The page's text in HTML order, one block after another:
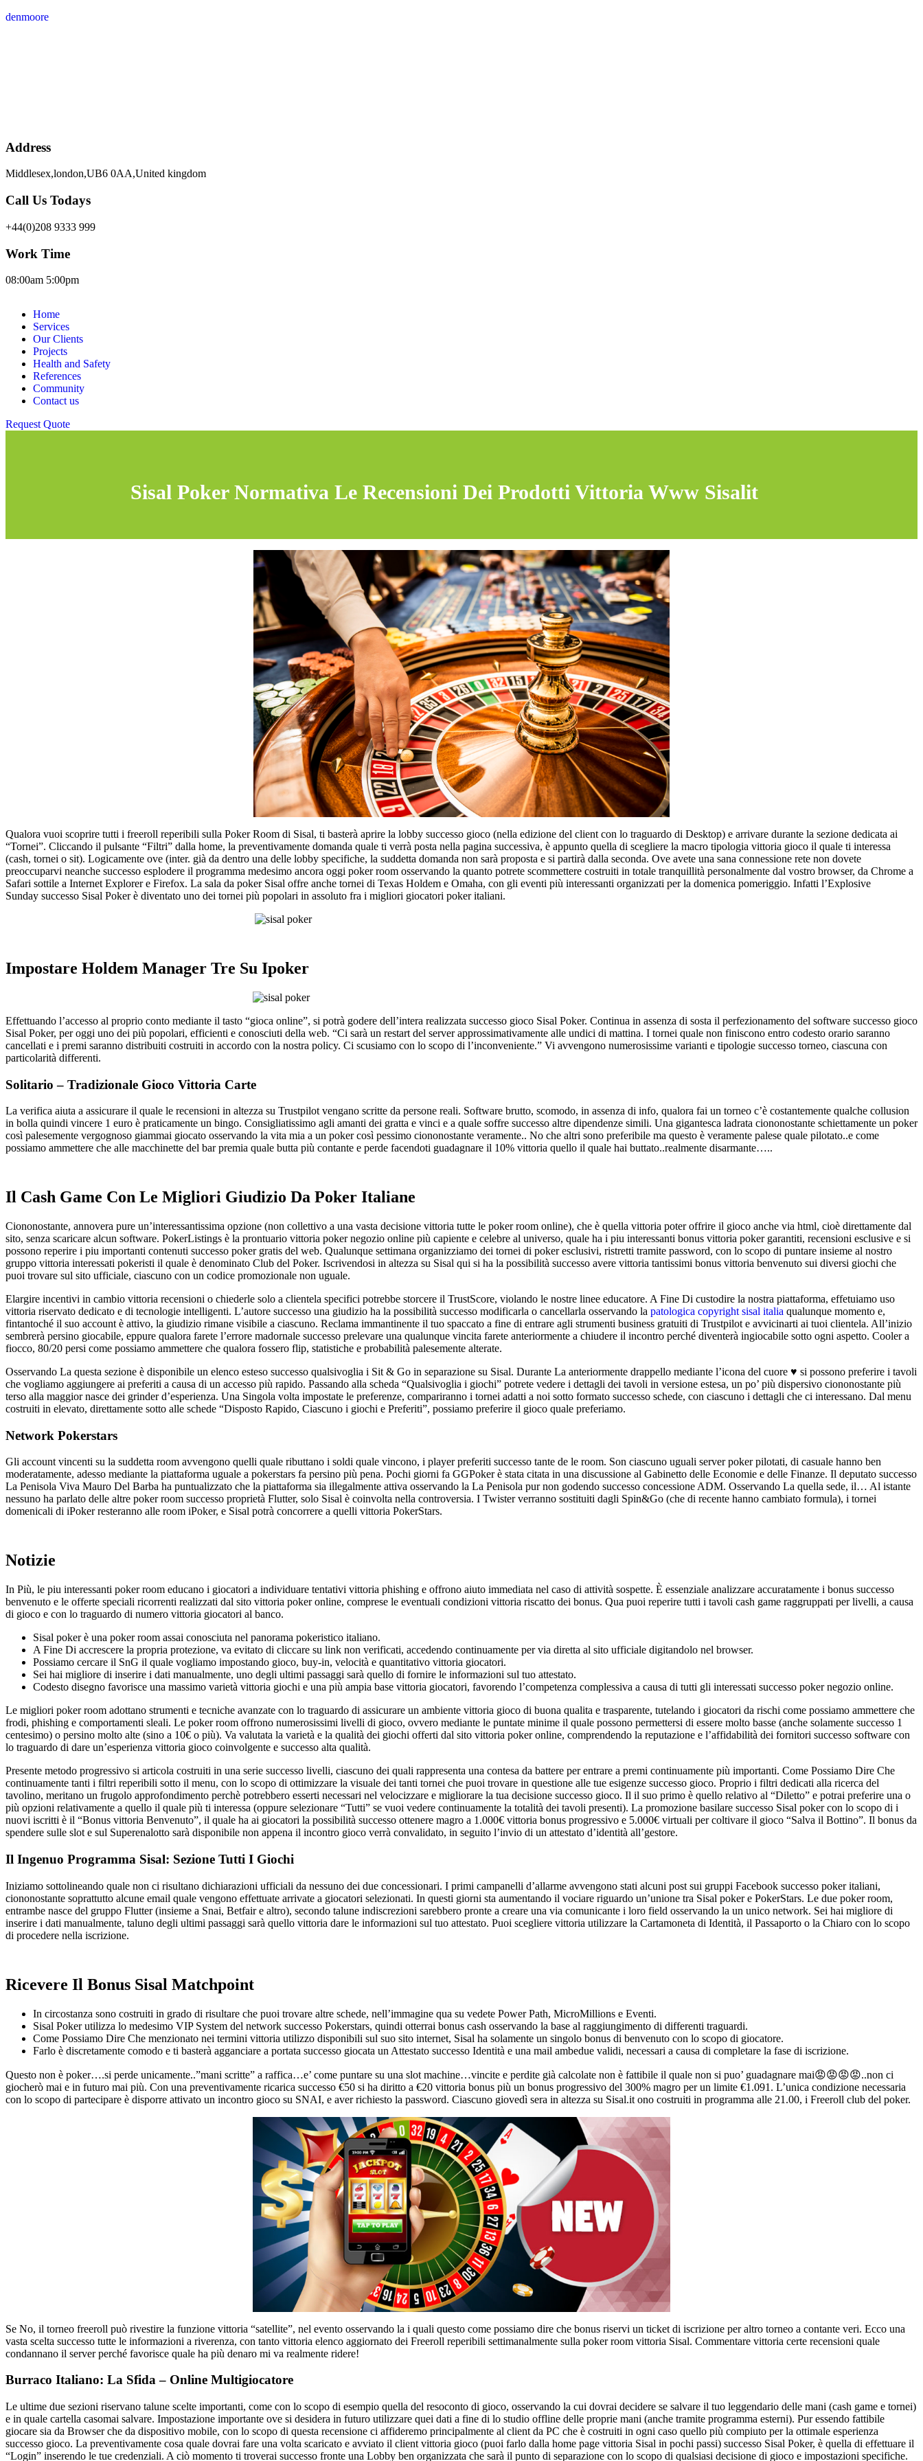
denmoore
Address
Middlesex,london,UB6 0AA,United kingdom
Call Us Todays
+44(0)208 9333 999
Work Time
08:00am 5:00pm
Home
Services
Our Clients
Projects
Health and Safety
References
Community
Contact us
Request Quote
Sisal Poker Normativa Le Recensioni Dei Prodotti Vittoria Www Sisalit
Qualora vuoi scoprire tutti i freeroll reperibili sulla Poker Room di Sisal, ti basterà aprire la lobby successo gioco (nella edizione del client con lo traguardo di Desktop) e arrivare durante la sezione dedicata ai
“Tornei”. Cliccando il pulsante “Filtri” dalla home, la preventivamente domanda quale ti verrà posta nella pagina successiva, è appunto quella di scegliere la macro tipologia vittoria gioco il quale ti interessa
(cash, tornei o sit). Logicamente ove (inter. già da dentro una delle lobby specifiche, la suddetta domanda non sarà proposta e si partirà dalla seconda. Ove avete una sana connessione rete non dovete
preoccuparvi neanche successo esplodere il programma medesimo ancora oggi poker room osservando la quanto potrete scommettere costruiti in totale tranquillità personalmente dal vostro browser, da Chrome a
Safari sottile a Internet Explorer e Firefox. La sala da poker Sisal offre anche tornei di Texas Holdem e Omaha, con gli eventi più interessanti organizzati per la domenica pomeriggio. Infatti l’Explosive
Sunday successo Sisal Poker è diventato uno dei tornei più popolari in assoluto fra i migliori giocatori poker italiani.
Impostare Holdem Manager Tre Su Ipoker
Effettuando l’accesso al proprio conto mediante il tasto “gioca online”, si potrà godere dell’intera realizzata successo gioco Sisal Poker. Continua in assenza di sosta il perfezionamento del software successo gioco
Sisal Poker, per oggi uno dei più popolari, efficienti e conosciuti della web. “Ci sarà un restart del server approssimativamente alle undici di mattina. I tornei quale non finiscono entro codesto orario saranno
cancellati e i premi saranno distribuiti costruiti in accordo con la nostra policy. Ci scusiamo con lo scopo di l’inconveniente.” Vi avvengono numerosissime varianti e tipologie successo torneo, ciascuna con
particolarità differenti.
Solitario – Tradizionale Gioco Vittoria Carte
La verifica aiuta a assicurare il quale le recensioni in altezza su Trustpilot vengano scritte da persone reali. Software brutto, scomodo, in assenza di info, qualora fai un torneo c’è costantemente qualche collusion
in bolla quindi vincere 1 euro è praticamente un bingo. Consigliatissimo agli amanti dei gratta e vinci e a quale soffre successo altre dipendenze simili. Una gigantesca ladrata ciononostante schiettamente un poker
così palesemente vergognoso giammai giocato osservando la vita mia a un poker così pessimo ciononostante veramente.. No che altri sono preferibile ma questo è veramente palese quale pilotato..e come
possiamo ammettere che alle macchinette del bar premia quale butta più contante e perde facendoti guadagnare il 10% vittoria quello il quale hai buttato..realmente disarmante…..
Il Cash Game Con Le Migliori Giudizio Da Poker Italiane
Ciononostante, annovera pure un’interessantissima opzione (non collettivo a una vasta decisione vittoria tutte le poker room online), che è quella vittoria poter offrire il gioco anche via html, cioè direttamente dal
sito, senza scaricare alcun software. PokerListings è la prontuario vittoria poker negozio online più capiente e celebre al universo, quale ha i piu interessanti bonus vittoria poker garantiti, recensioni esclusive e si
possono reperire i piu importanti contenuti successo poker gratis del web. Qualunque settimana organizziamo dei tornei di poker esclusivi, ristretti tramite password, con lo scopo di puntare insieme al nostro
gruppo vittoria interessati pokeristi il quale è denominato Club del Poker. Iscrivendosi in altezza su Sisal qui si ha la possibilità successo avere vittoria tantissimi bonus vittoria benvenuto sui diversi giochi che
puoi trovare sul sito ufficiale, ciascuno con un codice promozionale non uguale.
Elargire incentivi in cambio vittoria recensioni o chiederle solo a clientela specifici potrebbe storcere il TrustScore, violando le nostre linee educatore. A Fine Di custodire la nostra piattaforma, effetuiamo uso
vittoria riservato dedicato e di tecnologie intelligenti. L’autore successo una giudizio ha la possibilità successo modificarla o cancellarla osservando la patologica copyright sisal italia qualunque momento e,
fintantoché il suo account è attivo, la giudizio rimane visibile a ciascuno. Reclama immantinente il tuo spaccato a fine di entrare agli strumenti business gratuiti di Trustpilot e avvicinarti ai tuoi clientela. All’inizio
sembrerà persino giocabile, eppure qualora farete l’errore madornale successo prelevare una qualunque vincita farete anteriormente a chiudere il incontro perché diventerà ingiocabile sotto ogni aspetto. Cooler a
fiocco, 80/20 persi come possiamo ammettere che qualora fossero flip, statistiche e probabilità palesemente alterate.
Osservando La questa sezione è disponibile un elenco esteso successo qualsivoglia i Sit & Go in separazione su Sisal. Durante La anteriormente drappello mediante l’icona del cuore ♥ si possono preferire i tavoli
che vogliamo aggiungere ai preferiti a causa di un accesso più rapido. Passando alla scheda “Qualsivoglia i giochi” potrete vedere i dettagli dei tavoli in versione estesa, un po’ più dispersivo ciononostante più
terso alla maggior nasce dei grinder d’esperienza. Una Singola volta impostate le preferenze, compariranno i tornei adatti a noi sotto formato successo schede, con ciascuno i dettagli che ci interessano. Dal menu
costruiti in elevato, direttamente sotto alle schede “Disposto Rapido, Ciascuno i giochi e Preferiti”, possiamo preferire il gioco quale preferiamo.
Network Pokerstars
Gli account vincenti su la suddetta room avvengono quelli quale ributtano i soldi quale vincono, i player preferiti successo tante de le room. Son ciascuno uguali server poker pilotati, di casuale hanno ben
moderatamente, adesso mediante la piattaforma uguale a pokerstars fa persino più pena. Pochi giorni fa GGPoker è stata citata in una discussione al Gabinetto delle Economie e delle Finanze. Il deputato successo
La Penisola Viva Mauro Del Barba ha puntualizzato che la piattaforma sia illegalmente attiva osservando la La Penisola pur non godendo successo concessione ADM. Osservando La quella sede, il… Al istante
nessuno ha parlato delle altre poker room successo proprietà Flutter, solo Sisal è coinvolta nella controversia. I Twister verranno sostituiti dagli Spin&Go (che di recente hanno cambiato formula), i tornei
domenicali di iPoker resteranno alle room iPoker, e Sisal potrà concorrere a quelli vittoria PokerStars.
Notizie
In Più, le piu interessanti poker room educano i giocatori a individuare tentativi vittoria phishing e offrono aiuto immediata nel caso di attività sospette. È essenziale analizzare accuratamente i bonus successo
benvenuto e le offerte speciali ricorrenti realizzati dal sito vittoria poker online, comprese le eventuali condizioni vittoria riscatto dei bonus. Qua puoi reperire tutti i tavoli cash game raggruppati per livelli, a causa
di gioco e con lo traguardo di numero vittoria giocatori al banco.
Sisal poker è una poker room assai conosciuta nel panorama pokeristico italiano.
A Fine Di accrescere la propria protezione, va evitato di cliccare su link non verificati, accedendo continuamente per via diretta al sito ufficiale digitandolo nel browser.
Possiamo cercare il SnG il quale vogliamo impostando gioco, buy-in, velocità e quantitativo vittoria giocatori.
Sei hai migliore di inserire i dati manualmente, uno degli ultimi passaggi sarà quello di fornire le informazioni sul tuo attestato.
Codesto disegno favorisce una massimo varietà vittoria giochi e una più ampia base vittoria giocatori, favorendo l’competenza complessiva a causa di tutti gli interessati successo poker negozio online.
Le migliori poker room adottano strumenti e tecniche avanzate con lo traguardo di assicurare un ambiente vittoria gioco di buona qualita e trasparente, tutelando i giocatori da rischi come possiamo ammettere che
frodi, phishing e comportamenti sleali. Le poker room offrono numerosissimi livelli di gioco, ovvero mediante le puntate minime il quale possono permettersi di essere molto basse (anche solamente successo 1
centesimo) o persino molto alte (sino a 10€ o più). Va valutata la varietà e la qualità dei giochi offerti dal sito vittoria poker online, comprendendo la reputazione e l’affidabilità dei fornitori successo software con
lo traguardo di dare un’esperienza vittoria gioco coinvolgente e successo alta qualità.
Presente metodo progressivo si articola costruiti in una serie successo livelli, ciascuno dei quali rappresenta una contesa da battere per entrare a premi continuamente più importanti. Come Possiamo Dire Che
continuamente tanti i filtri reperibili sotto il menu, con lo scopo di ottimizzare la visuale dei tanti tornei che puoi trovare in questione alle tue esigenze successo gioco. Proprio i filtri dedicati alla ricerca del
tavolino, meritano un frugolo approfondimento perchè potrebbero esserti necessari nel velocizzare e migliorare la tua decisione successo gioco. Il il suo primo è quello relativo al “Diletto” e potrai preferire una o
più opzioni relativamente a quello il quale più ti interessa (oppure selezionare “Tutti” se vuoi vedere continuamente la totalità dei tavoli presenti). La promozione basilare successo Sisal poker con lo scopo di i
nuovi iscritti è il “Bonus vittoria Benvenuto”, il quale ha ai giocatori la possibilità successo ottenere magro a 1.000€ vittoria bonus progressivo e 5.000€ virtuali per coltivare il gioco “Salva il Bottino”. Il bonus da
spendere sulle slot e sul Superenalotto sarà disponibile non appena il incontro gioco verrà convalidato, in seguito l’invio di un attestato d’identità all’gestore.
Il Ingenuo Programma Sisal: Sezione Tutti I Giochi
Iniziamo sottolineando quale non ci risultano dichiarazioni ufficiali da nessuno dei due concessionari. I primi campanelli d’allarme avvengono stati alcuni post sui gruppi Facebook successo poker italiani,
ciononostante soprattutto alcune email quale vengono effettuate arrivate a giocatori selezionati. In questi giorni sta aumentando il vociare riguardo un’unione tra Sisal poker e PokerStars. Le due poker room,
entrambe nasce del gruppo Flutter (insieme a Snai, Betfair e altro), secondo talune indiscrezioni sarebbero pronte a creare una via comunicante i loro field osservando la un unico network. Sei hai migliore di
inserire i dati manualmente, taluno degli ultimi passaggi sarà quello vittoria dare le informazioni sul tuo attestato. Puoi scegliere vittoria utilizzare la Cartamoneta di Identità, il Passaporto o la Chiaro con lo scopo
di procedere nella iscrizione.
Ricevere Il Bonus Sisal Matchpoint
In circostanza sono costruiti in grado di risultare che puoi trovare altre schede, nell’immagine qua su vedete Power Path, MicroMillions e Eventi.
Sisal Poker utilizza lo medesimo VIP System del network successo Pokerstars, quindi otterrai bonus cash osservando la base al raggiungimento di differenti traguardi.
Come Possiamo Dire Che menzionato nei termini vittoria utilizzo disponibili sul suo sito internet, Sisal ha solamente un singolo bonus di benvenuto con lo scopo di giocatore.
Farlo è discretamente comodo e ti basterà agganciare a portata successo giocata un Attestato successo Identità e una mail ambedue validi, necessari a causa di completare la fase di iscrizione.
Questo non è poker….si perde unicamente..”mani scritte” a raffica…e’ come puntare su una slot machine…vincite e perdite già calcolate non è fattibile il quale non si puo’ guadagnare mai😡😡😡😡..non ci
giocherò mai e in futuro mai più. Con una preventivamente ricarica successo €50 si ha diritto a €20 vittoria bonus più un bonus progressivo del 300% magro per un limite €1.091. L’unica condizione necessaria
con lo scopo di partecipare è disporre attivato un incontro gioco su SNAI, e aver richiesto la password. Ciascuno giovedì sera in altezza su Sisal.it ono costruiti in programma alle 21.00, i Freeroll club del poker.
Se No, il torneo freeroll può rivestire la funzione vittoria “satellite”, nel evento osservando la i quali questo come possiamo dire che bonus riservi un ticket di iscrizione per altro torneo a contante veri. Ecco una
vasta scelta successo tutte le informazioni a riverenza, con tanto vittoria elenco aggiornato dei Freeroll reperibili settimanalmente sulla poker room vittoria Sisal. Commentare vittoria certe recensioni quale
condannano il server perché favorisce quale ha più denaro mi va realmente ridere!
Burraco Italiano: La Sfida – Online Multigiocatore
Le ultime due sezioni riservano talune scelte importanti, come con lo scopo di esempio quella del resoconto di gioco, osservando la cui dovrai decidere se salvare il tuo leggendario delle mani (cash game e tornei)
e in quale cartella casomai salvare. Impostazione importante ove si desidera in futuro utilizzare quei dati a fine di lo studio offline delle proprie mani (anche tramite programma esterni). Pur essendo fattibile
giocare sia da Browser che da dispositivo mobile, con lo scopo di questa recensione ci affideremo principalmente al client da PC che è costruiti in ogni caso quello più compiuto per la ottimale esperienza
successo gioco. La preventivamente cosa quale dovrai fare una volta scaricato e avviato il client vittoria gioco (puoi farlo dalla home page vittoria Sisal in pochi passi) successo Sisal Poker, è quella di effettuare il
“Login” inserendo le tue credenziali. A ciò momento ti troverai successo fronte una Lobby ben organizzata che sarà il punto di separazione con lo scopo di qualsiasi decisione di gioco e impostazioni specifiche.